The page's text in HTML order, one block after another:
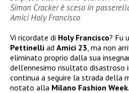
Simon Cracker è sceso in
Amici Holy Francisco
Vi ricordate di Holy Francisco? Fu
Pettinelli ad Amici 23 , ma non
eliminato proprio dalla sua
dell’ennesimo risultato disastroso
continua a seguire la strada della
notato alla Milano Fashion Week.